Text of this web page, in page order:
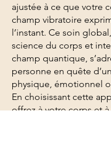
ajustée à ce que votre
champ vibratoire
l’instant. Ce soin
science du corps et
champ quantique,
personne en quête
physique, émotionnel
En choisissant cette
offrez à votre corps et